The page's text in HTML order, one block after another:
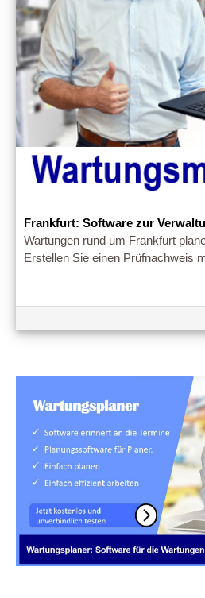
Frankfurt: Software zur
Wartungen rund um Frankfurt
Erstellen Sie einen Prüfnachweis